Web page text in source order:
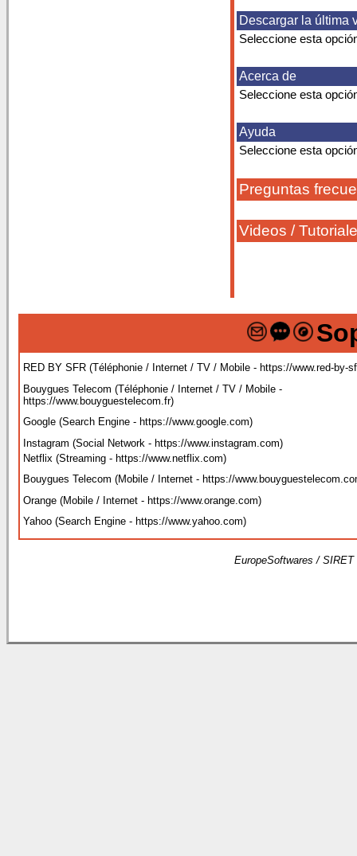
Descargar la última
Seleccione esta
Acerca de
Seleccione esta
Ayuda
Seleccione esta
Preguntas
Videos /
RED BY SFR (Téléphonie / Internet / TV / Mobile - https://www.red-by-
Bouygues Telecom (Téléphonie / Internet / TV / Mobile -
https://www.bouyguestelecom.fr)
Google (Search Engine - https://www.google.com)
Instagram (Social Network - https://www.instagram.com)
Netflix (Streaming - https://www.netflix.com)
Bouygues Telecom (Mobile / Internet - https://
Orange (Mobile / Internet - https://www.orange.com)
Yahoo (Search Engine - https://www.yahoo.com)
EuropeSoftwares /